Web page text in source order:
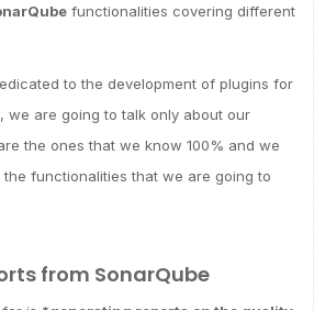
functionalities covering different
to the development of plugins for
we are going to talk only about our
the ones that we know 100% and we
functionalities that we are going to
from SonarQube